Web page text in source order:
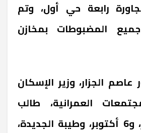
178 مجاورة رابعة حي أول، وتم
المضبوطات بمخازن
عاصم الجزار، وزير الإسكان
العمرانية، طالب
أجهزة مدن: بدر، و6 أكتوبر، وطيبة الجديدة،